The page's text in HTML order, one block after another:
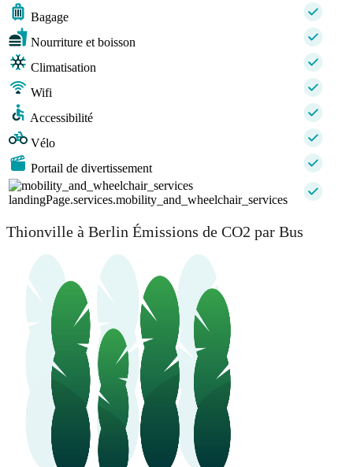
Bagage
Nourriture et boisson
Climatisation
Wifi
Accessibilité
Vélo
Portail de divertissement
landingPage.services.mobility_and_wheelchair_services
Thionville à Berlin Émissions de CO2 par Bus